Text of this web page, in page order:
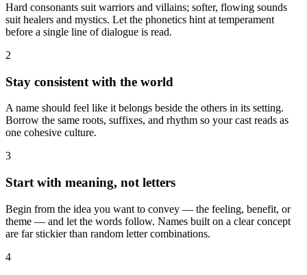
Hard consonants suit warriors and villains; softer, flowing sounds
suit healers and mystics. Let the phonetics hint at temperament
before a single line of dialogue is read.
2
Stay consistent with the world
A name should feel like it belongs beside the others in its setting.
Borrow the same roots, suffixes, and rhythm so your cast reads as
one cohesive culture.
3
Start with meaning, not letters
Begin from the idea you want to convey — the feeling, benefit, or
theme — and let the words follow. Names built on a clear concept
are far stickier than random letter combinations.
4